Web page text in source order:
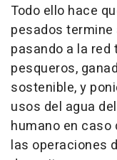
Todo ello hace
pesados
pasando a la
pesqueros,
sostenible, y
usos del agua
humano en caso
las operaciones